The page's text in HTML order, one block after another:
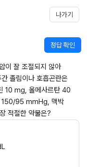
나가기
정답 확인
이 잘 조절되지 않아
졸림이나 호흡곤란은
10 mg, 올메사르탄 40
150/95 mmHg, 맥박
적절한 약물은?